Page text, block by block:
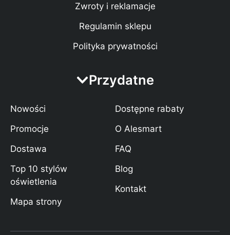
Zwroty i reklamacje
Regulamin sklepu
Polityka prywatności
Przydatne
Nowości
Promocje
Dostawa
Top 10 stylów
oświetlenia
Mapa strony
Dostępne rabaty
O Alesmart
FAQ
Blog
Kontakt